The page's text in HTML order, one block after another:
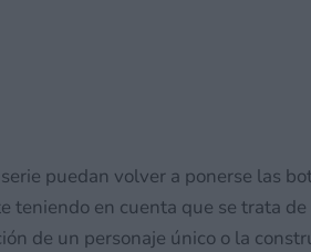
puedan volver a ponerse las
en cuenta que se trata
de un personaje único o la